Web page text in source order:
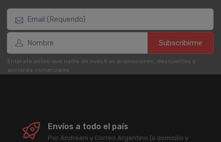
Subscribirme
Enterate antes que nadie de nuestras promociones, descuentos y
acciones comerciales.
Envíos a todo el país
Por Andreani y Correo Argentino (a domicilio y